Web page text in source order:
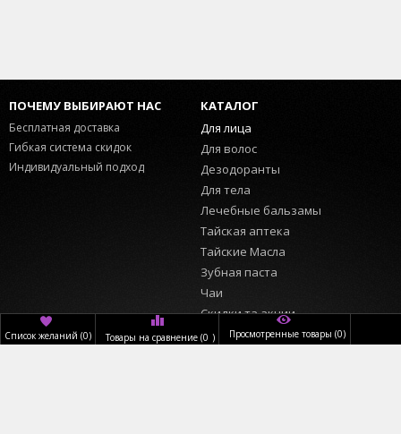
ПОЧЕМУ ВЫБИРАЮТ НАС
Бесплатная доставка
Гибкая система скидок
Индивидуальный подход
КАТАЛОГ
Для лица
Для волос
Дезодоранты
Для тела
Лечебные бальзамы
Тайская аптека
Тайские Масла
Зубная паста
Чаи
Скидки та акции
ИНФОРМАЦИЯ
ПОЛЬЗОВАТЕЛЬ
Список желаний (0) Товары на сравнение (0 ) Просмотренные товары (0)